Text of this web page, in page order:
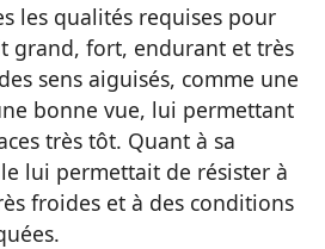
les qualités requises pour
grand, fort, endurant et très
sens aiguisés, comme une
bonne vue, lui permettant
très tôt. Quant à sa
lui permettait de résister à
froides et à des conditions